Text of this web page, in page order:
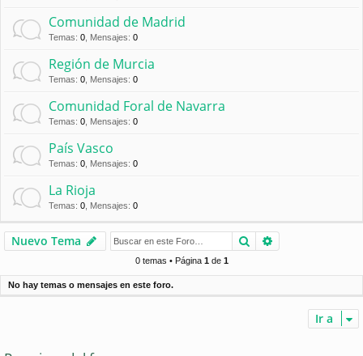
Comunidad de Madrid
Temas: 0 Mensajes: 0
Región de Murcia
Temas: 0 Mensajes: 0
Comunidad Foral de Navarra
Temas: 0 Mensajes: 0
País Vasco
Temas: 0 Mensajes: 0
La Rioja
Temas: 0 Mensajes: 0
Nuevo Tema Buscar
0 temas • Página 1de 1
No hay temas o mensajes en este foro.
Ir a